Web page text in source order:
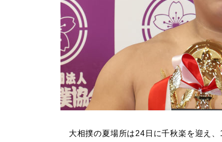
大相撲の夏場所は24日に千秋楽を迎え、